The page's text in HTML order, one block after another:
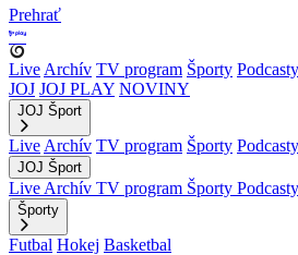
Prehrať
Live Archív TV program Športy Podcasty
JOJ JOJ PLAY NOVINY
JOJ Šport
Live Archív TV program Športy Podcasty
JOJ Šport
Live Archív TV program Športy Podcasty
Športy
Futbal Hokej Basketbal